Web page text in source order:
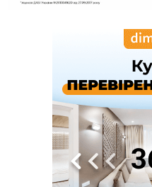
За змову на тендері для
Яремчанський суд виніс
вкрав із супермаркету
В урочищі біля Галича
вагову гирку XII–XIII
У Франківську медики
на аорті
07 Серпня
У Богородчанах на
хлопчика з велосипедом